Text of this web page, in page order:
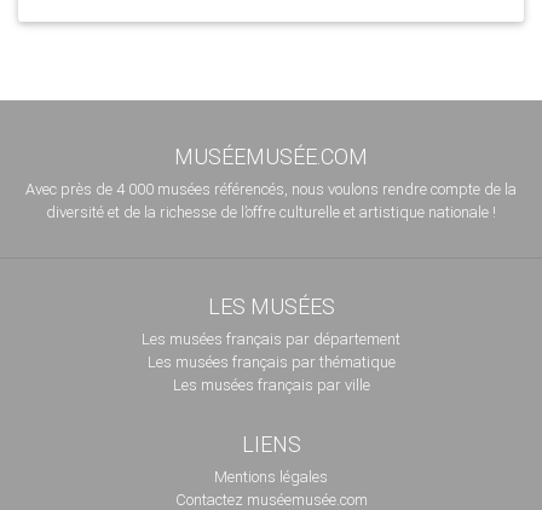
MUSÉEMUSÉE.COM
Avec près de 4 000 musées référencés, nous voulons rendre compte de la
diversité et de la richesse de l’offre culturelle et artistique nationale !
LES MUSÉES
Les musées français par département
Les musées français par thématique
Les musées français par ville
LIENS
Mentions légales
Contactez muséemusée.com